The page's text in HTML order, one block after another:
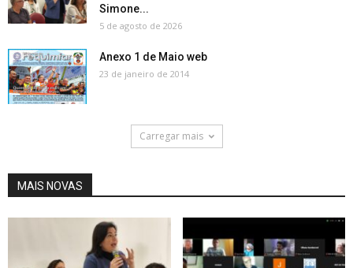
Simone...
5 de agosto de 2026
Anexo 1 de Maio web
23 de janeiro de 2014
Carregar mais
MAIS NOVAS